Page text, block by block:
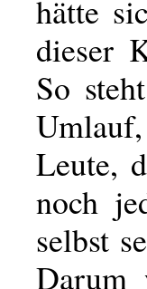
hätte
dieser
So
Leute,
noch
selbst
Darum